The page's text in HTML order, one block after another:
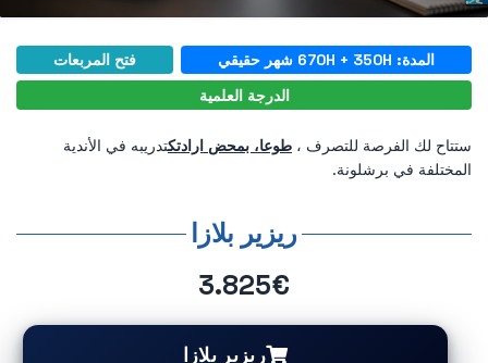
المدة: 670H + 350H شهر حقيقي
فتح المربعات
الدرجة العلمية
ستتاح لك الفرصة للتصرف ، طوعا، بمحض ارادتكتدريبه في الأندية
المختلفة في برشلونة.
ريزير بلازا
3.825€
ريزير بلازا